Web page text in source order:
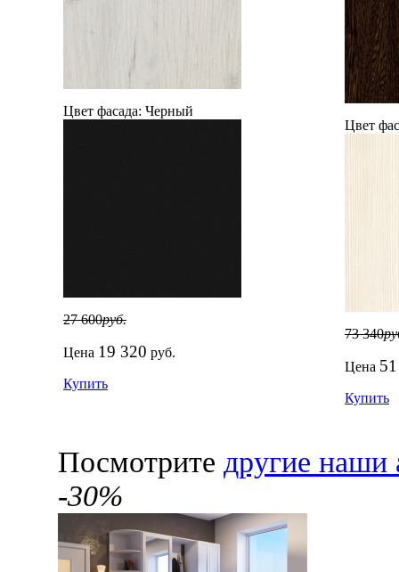
Цвет фасада: Черный
27 600руб.
Цена 19 320 руб.
Купить
Цвет
73 340
Цена
Купить
Посмотрите другие наши
-30%